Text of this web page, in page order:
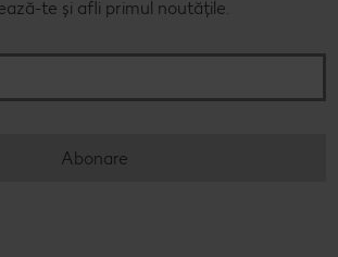
te și afli primul noutățile.
Abonare